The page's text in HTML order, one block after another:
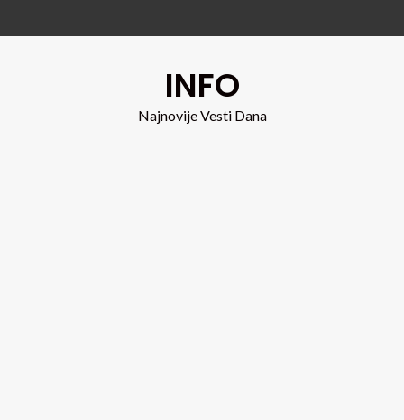
INFO
Najnovije Vesti Dana